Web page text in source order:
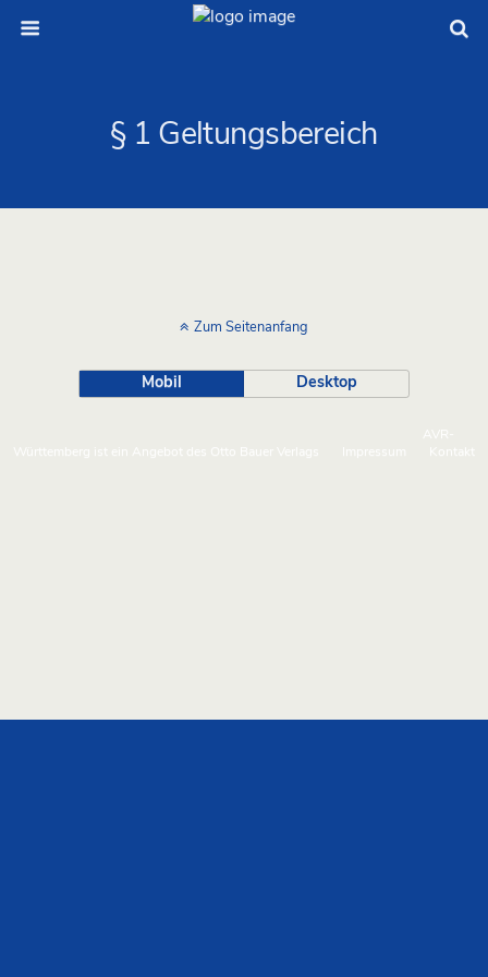
§ 1 Geltungsbereich
Zum Seitenanfang
Mobil Desktop
AVR-
Württemberg ist ein Angebot des Otto Bauer Verlags
Impressum Kontakt